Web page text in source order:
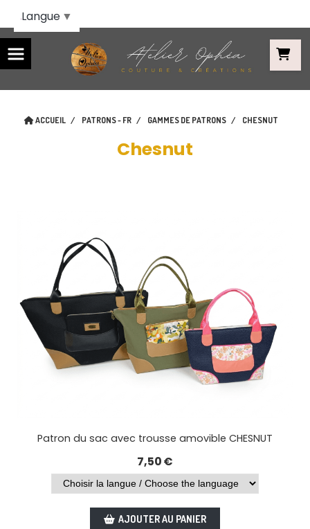
ACCUEIL PATRONS - FR GAMMES DE PATRONS CHESNUT
Chesnut
Patron du sac avec trousse amovible CHESNUT
7,50€
AJOUTER AU PANIER
Langue ▼